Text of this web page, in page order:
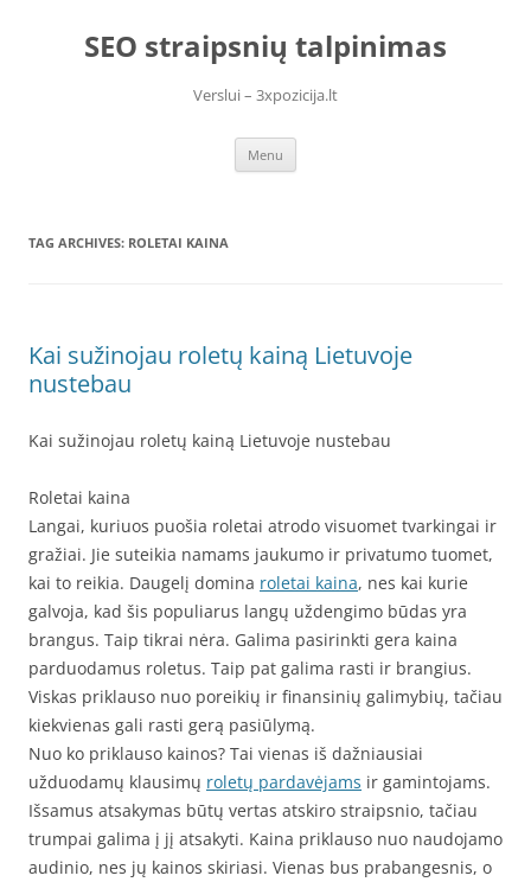
contentSEO straipsnių talpinimas
Verslui – 3xpozicija.lt
Menu
TAG ARCHIVES: ROLETAI KAINA
Kai sužinojau roletų kainą Lietuvoje
nustebau
Kai sužinojau roletų kainą Lietuvoje nustebau
Roletai kaina
Langai, kuriuos puošia roletai atrodo visuomet tvarkingai ir
gražiai. Jie suteikia namams jaukumo ir privatumo tuomet,
kai to reikia. Daugelį domina roletai kaina, nes kai kurie
galvoja, kad šis populiarus langų uždengimo būdas yra
brangus. Taip tikrai nėra. Galima pasirinkti gera kaina
parduodamus roletus. Taip pat galima rasti ir brangius.
Viskas priklauso nuo poreikių ir finansinių galimybių, tačiau
kiekvienas gali rasti gerą pasiūlymą.
Nuo ko priklauso kainos? Tai vienas iš dažniausiai
užduodamų klausimų roletų pardavėjams ir gamintojams.
Išsamus atsakymas būtų vertas atskiro straipsnio, tačiau
trumpai galima į jį atsakyti. Kaina priklauso nuo naudojamo
audinio, nes jų kainos skiriasi. Vienas bus prabangesnis, o